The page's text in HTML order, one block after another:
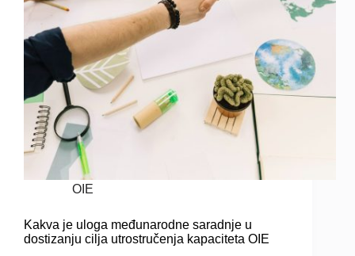
OIE
Kakva je uloga međunarodne saradnje u
dostizanju cilja utrostručenja kapaciteta OIE